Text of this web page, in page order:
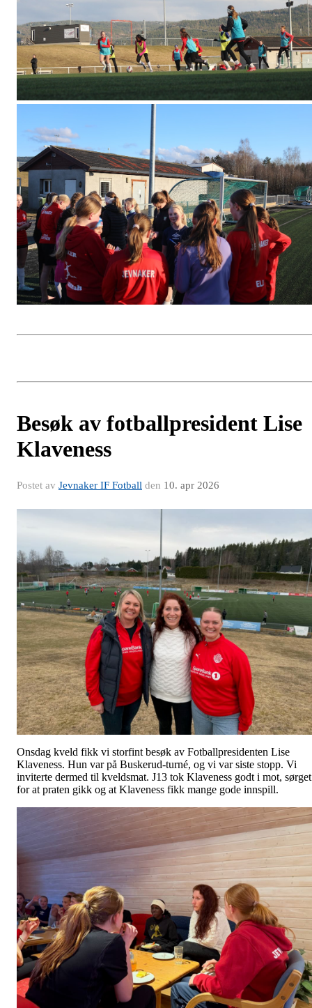
Besøk av fotballpresident Lise
Klaveness
Postet av Jevnaker IF Fotball den 10. apr 2026
Onsdag kveld fikk vi storfint besøk av Fotballpresidenten Lise
Klaveness. Hun var på Buskerud-turné, og vi var siste stopp. Vi
inviterte dermed til kveldsmat. J13 tok Klaveness godt i mot, sørget
for at praten gikk og at Klaveness fikk mange gode innspill.